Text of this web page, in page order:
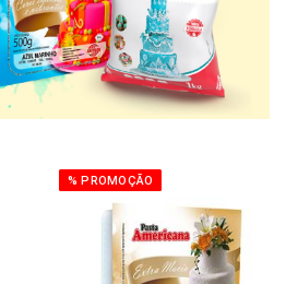
% PROMOÇÃO